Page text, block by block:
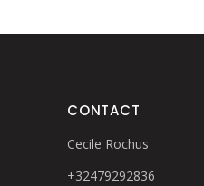
CONTACT
Cecile Rochus
+32479292836